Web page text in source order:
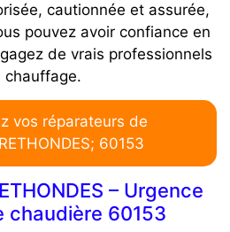
cautionnée et assurée,
pouvez avoir confiance en
de vrais professionnels
chauffage.
vos réparateurs de
60153
– Urgence
chaudière 60153